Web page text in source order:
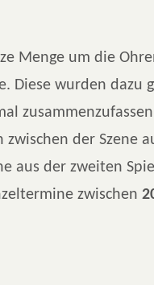
Menge um die
Diese wurden dazu
der Szene
aus der zweiten
zwischen